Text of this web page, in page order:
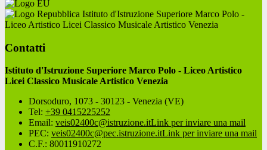
Istituto d'Istruzione Superiore Marco Polo -
Liceo Artistico Licei Classico Musicale Artistico Venezia
Contatti
Istituto d'Istruzione Superiore Marco Polo - Liceo Artistico
Licei Classico Musicale Artistico Venezia
Dorsoduro, 1073 - 30123 - Venezia (VE)
Tel: +39 0415225252
Email: veis02400c@istruzione.itLink per inviare una mail
PEC: veis02400c@pec.istruzione.itLink per inviare una mail
C.F.: 80011910272